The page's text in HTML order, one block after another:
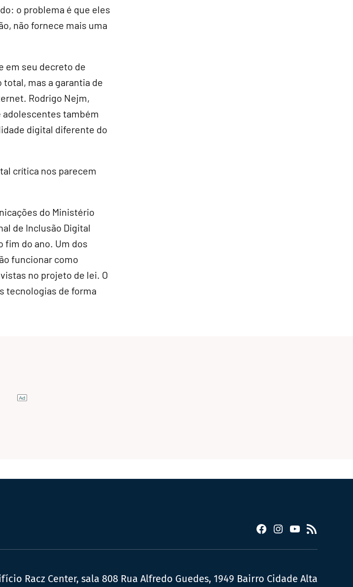
o problema é que eles
não fornece mais uma
em seu decreto de
total, mas a garantia de
Rodrigo Nejm,
adolescentes também
digital diferente do
crítica nos parecem
do Ministério
de Inclusão Digital
fim do ano. Um dos
funcionar como
no projeto de lei. O
tecnologias de forma
Facebook
Instagram
YouTube
RSS
Racz Center, sala 808 Rua Alfredo Guedes, 1949 Bairro Cidade Alta